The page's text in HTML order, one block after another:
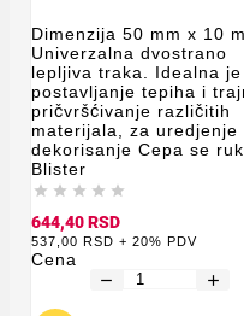
Dimenzija 50 mm x 10 m
Univerzalna dvostrano
lepljiva traka. Idealna je
postavljanje tepiha i
pričvršćivanje različitih
materijala, za uredjenje
dekorisanje Cepa se
Blister
    
644,40 RSD
537,00 RSD + 20% PDV
Cena
remove add